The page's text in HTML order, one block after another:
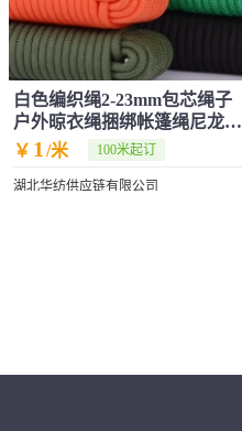
白色编织绳2-23mm包芯绳子
户外晾衣绳捆绑帐篷绳尼龙安
全绳
￥ 1 /米 100米起订
湖北华纺供应链有限公司